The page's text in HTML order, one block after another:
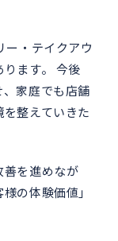
ー・テイクアウ
ます。 今後
家庭でも店舗
整えていきた
を進めなが
の体験価値」